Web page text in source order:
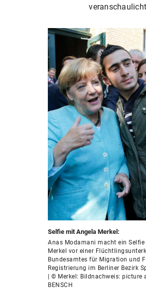
Selfie mit Angela Merkel:
Anas Modamani macht ein
Merkel vor einer
Bundesamtes für Migration und
Registrierung im Berliner Bezirk
| © Merkel: Bildnachweis: picture
BENSCH